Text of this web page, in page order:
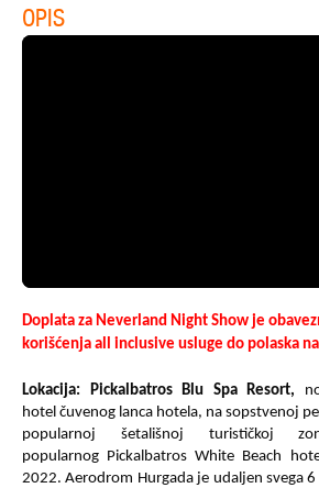
OPIS
Doplata za Neverland Night Show je
korišćenja all inclusive usluge do polaska
Lokacija: Pickalbatros Blu Spa Resort,
hotel čuvenog lanca hotela, na sopstvenoj
popularnoj šetališnoj turističkoj
popularnog Pickalbatros White Beach
2022. Aerodrom Hurgada je udaljen svega